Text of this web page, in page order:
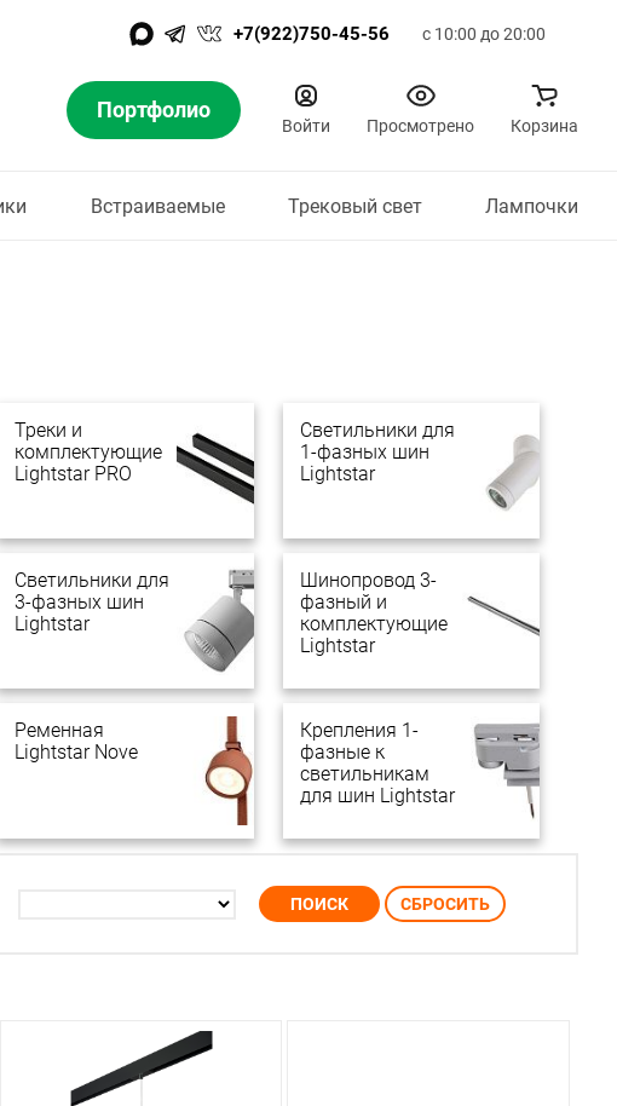
+7(922)750-45-56 с 10:00 до 20:00
Портфолио
Войти Просмотрено Корзина
Встраиваемые Трековый свет Лампочки
Треки и
комплектующие
Lightstar PRO
Светильники для
1-фазных шин
Lightstar
Светильники для
3-фазных шин
Lightstar
Шинопровод 3-
фазный и
комплектующие
Lightstar
Ременная
Lightstar Nove
Крепления 1-
фазные к
светильникам
для шин Lightstar